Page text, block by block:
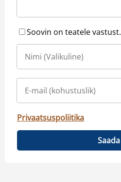
Soovin on teatele vastust.
Privaatsuspoliitika
Saada